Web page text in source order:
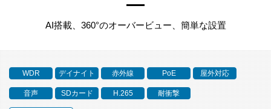
AI搭載、360°のオーバービュー、簡単な設置
WDR デイナイト 赤外線 PoE 屋外対応
音声 SDカード H.265 耐衝撃